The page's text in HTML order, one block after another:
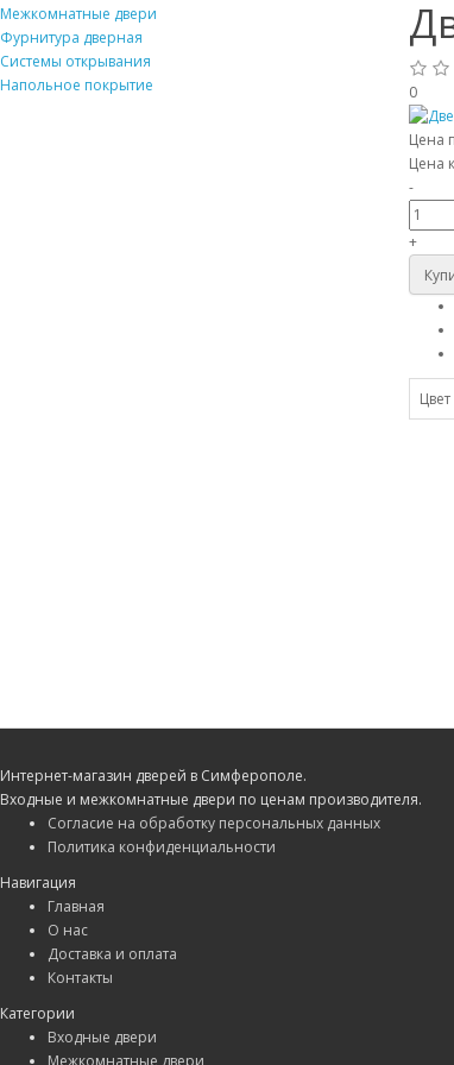
Межкомнатные двери
Фурнитура дверная
Системы открывания
Напольное покрытие
0
Цена
Цена
-
+
Цвет
Интернет-магазин дверей в Симферополе.
Входные и межкомнатные двери по ценам производителя.
Согласие на обработку персональных данных
Политика конфиденциальности
Навигация
Главная
О нас
Доставка и оплата
Контакты
Категории
Входные двери
Межкомнатные двери